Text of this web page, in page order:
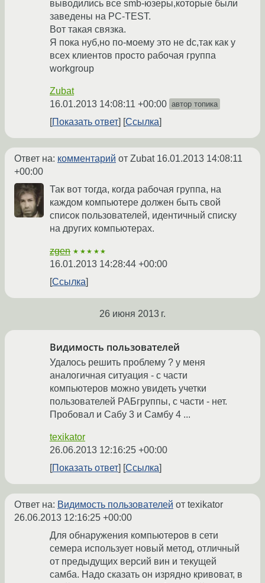
выводились все smb-юзеры,которые были
заведены на PC-TEST.
Вот такая связка.
Я пока нуб,но по-моему это не dc,так как у
всех клиентов просто рабочая группа
workgroup
Zubat
16.01.2013 14:08:11 +00:00 автор топика
Показать ответ Ссылка
Ответ на: комментарий от Zubat 16.01.2013 14:08:11
+00:00
Так вот тогда, когда рабочая группа, на
каждом компьютере должен быть свой
список пользователей, идентичный списку
на других компьютерах.
zgen ★★★★★
16.01.2013 14:28:44 +00:00
Ссылка
26 июня 2013 г.
Видимость пользователей
Удалось решить проблему ? у меня
аналогичная ситуация - с части
компьютеров можно увидеть учетки
пользователей РАБгруппы, с части - нет.
Пробовал и Сабу 3 и Самбу 4 ...
texikator
26.06.2013 12:16:25 +00:00
Показать ответ
Ссылка
Ответ на: Видимость пользователей от texikator
26.06.2013 12:16:25 +00:00
Для обнаружения компьютеров в сети
семера использует новый метод, отличный
от предыдущих версий вин и текущей
самба. Надо сказать он изрядно кривоват, в